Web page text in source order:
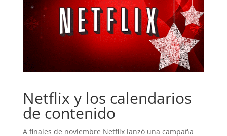
Netflix y los calendarios
de contenido
A finales de noviembre Netflix lanzó una campaña